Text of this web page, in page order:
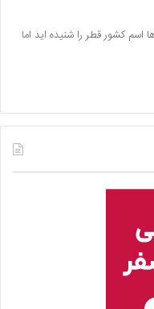
اسم کشور قطر را شنیده اید اما